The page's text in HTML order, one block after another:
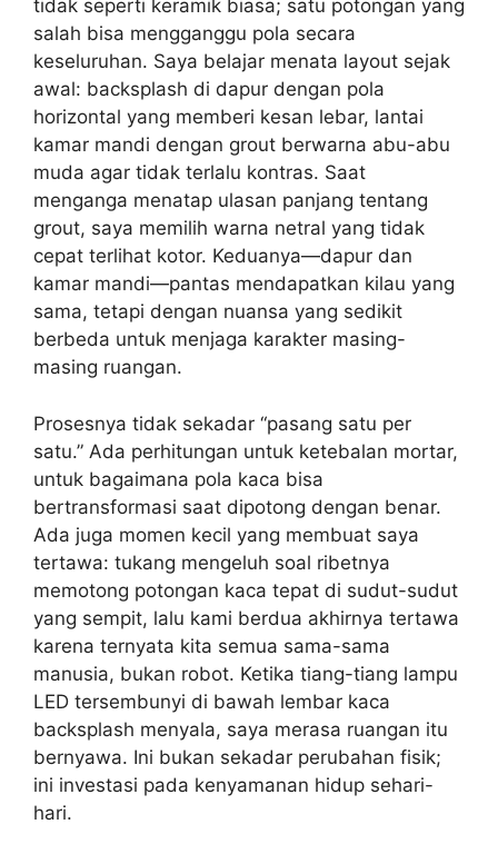
tidak seperti keramik biasa; satu potongan yang
salah bisa mengganggu pola secara
keseluruhan. Saya belajar menata layout sejak
awal: backsplash di dapur dengan pola
horizontal yang memberi kesan lebar, lantai
kamar mandi dengan grout berwarna abu-abu
muda agar tidak terlalu kontras. Saat
menganga menatap ulasan panjang tentang
grout, saya memilih warna netral yang tidak
cepat terlihat kotor. Keduanya—dapur dan
kamar mandi—pantas mendapatkan kilau yang
sama, tetapi dengan nuansa yang sedikit
berbeda untuk menjaga karakter masing-
masing ruangan.
Prosesnya tidak sekadar “pasang satu per
satu.” Ada perhitungan untuk ketebalan mortar,
untuk bagaimana pola kaca bisa
bertransformasi saat dipotong dengan benar.
Ada juga momen kecil yang membuat saya
tertawa: tukang mengeluh soal ribetnya
memotong potongan kaca tepat di sudut-sudut
yang sempit, lalu kami berdua akhirnya tertawa
karena ternyata kita semua sama-sama
manusia, bukan robot. Ketika tiang-tiang lampu
LED tersembunyi di bawah lembar kaca
backsplash menyala, saya merasa ruangan itu
bernyawa. Ini bukan sekadar perubahan fisik;
ini investasi pada kenyamanan hidup sehari-
hari.